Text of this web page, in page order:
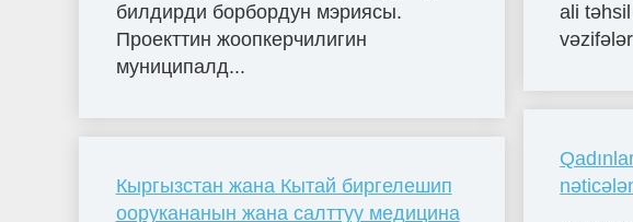
билдирди борбордун мэриясы.
Проекттин жоопкерчилигин
муниципалд...
Кыргызстан жана Кытай биргелешип
оорукананын жана салттуу медицина
ali